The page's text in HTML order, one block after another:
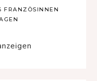
FRANZÖSINNEN